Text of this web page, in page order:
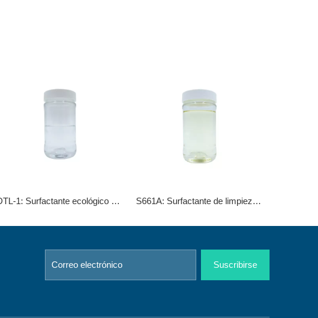
DTL-1: Surfactante ecológico avanzado para un desengrasado y eliminación de aceite eficientes S661A: Surfactante de limpieza por inmersión en alcohol isomérico
Suscribirse